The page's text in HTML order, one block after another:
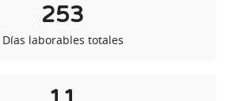
253
Días laborables totales